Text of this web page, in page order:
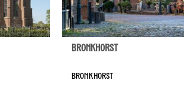
Bronkhorst
Bronkhorst